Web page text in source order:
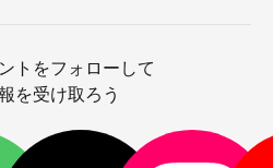
トをフォローして
を受け取ろう